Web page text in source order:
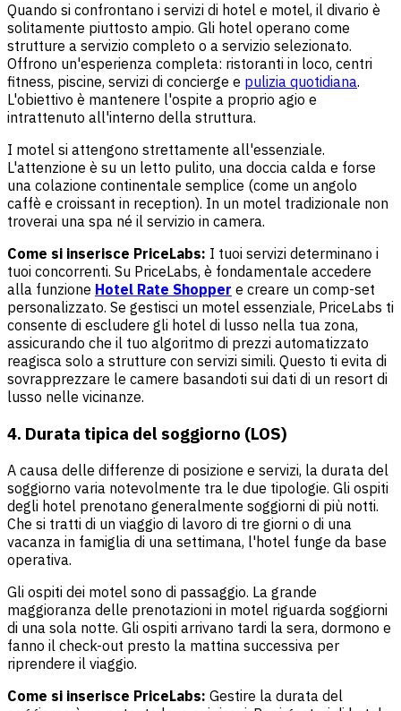
Quando si confrontano i servizi di hotel e motel, il divario è
solitamente piuttosto ampio. Gli hotel operano come
strutture a servizio completo o a servizio selezionato.
Offrono un'esperienza completa: ristoranti in loco, centri
fitness, piscine, servizi di concierge e pulizia quotidiana.
L'obiettivo è mantenere l'ospite a proprio agio e
intrattenuto all'interno della struttura.
I motel si attengono strettamente all'essenziale.
L'attenzione è su un letto pulito, una doccia calda e forse
una colazione continentale semplice (come un angolo
caffè e croissant in reception). In un motel tradizionale non
troverai una spa né il servizio in camera.
Come si inserisce PriceLabs: I tuoi servizi determinano i
tuoi concorrenti. Su PriceLabs, è fondamentale accedere
alla funzione Hotel Rate Shopper e creare un comp-set
personalizzato. Se gestisci un motel essenziale, PriceLabs ti
consente di escludere gli hotel di lusso nella tua zona,
assicurando che il tuo algoritmo di prezzi automatizzato
reagisca solo a strutture con servizi simili. Questo ti evita di
sovrapprezzare le camere basandoti sui dati di un resort di
lusso nelle vicinanze.
4. Durata tipica del soggiorno (LOS)
A causa delle differenze di posizione e servizi, la durata del
soggiorno varia notevolmente tra le due tipologie. Gli ospiti
degli hotel prenotano generalmente soggiorni di più notti.
Che si tratti di un viaggio di lavoro di tre giorni o di una
vacanza in famiglia di una settimana, l'hotel funge da base
operativa.
Gli ospiti dei motel sono di passaggio. La grande
maggioranza delle prenotazioni in motel riguarda soggiorni
di una sola notte. Gli ospiti arrivano tardi la sera, dormono e
fanno il check-out presto la mattina successiva per
riprendere il viaggio.
Come si inserisce PriceLabs: Gestire la durata del